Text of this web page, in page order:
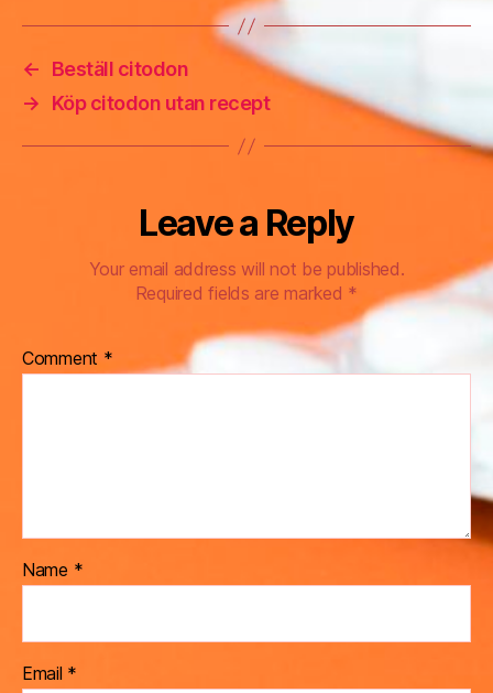
←
Beställ citodon
→
Köp citodon utan recept
Leave a Reply
Your email address will not be published.
Required fields are marked *
Comment *
Name *
Email *